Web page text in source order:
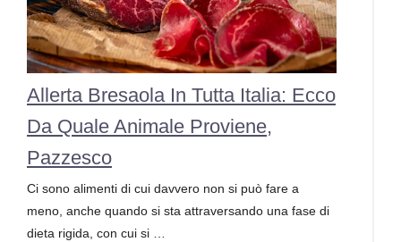
Allerta Bresaola In Tutta Italia: Ecco
Da Quale Animale Proviene,
Pazzesco
Ci sono alimenti di cui davvero non si può fare a
meno, anche quando si sta attraversando una fase di
dieta rigida, con cui si …